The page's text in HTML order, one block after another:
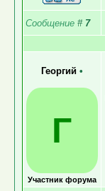
Сообщение # 7
Георгий •
Г
Участник форума